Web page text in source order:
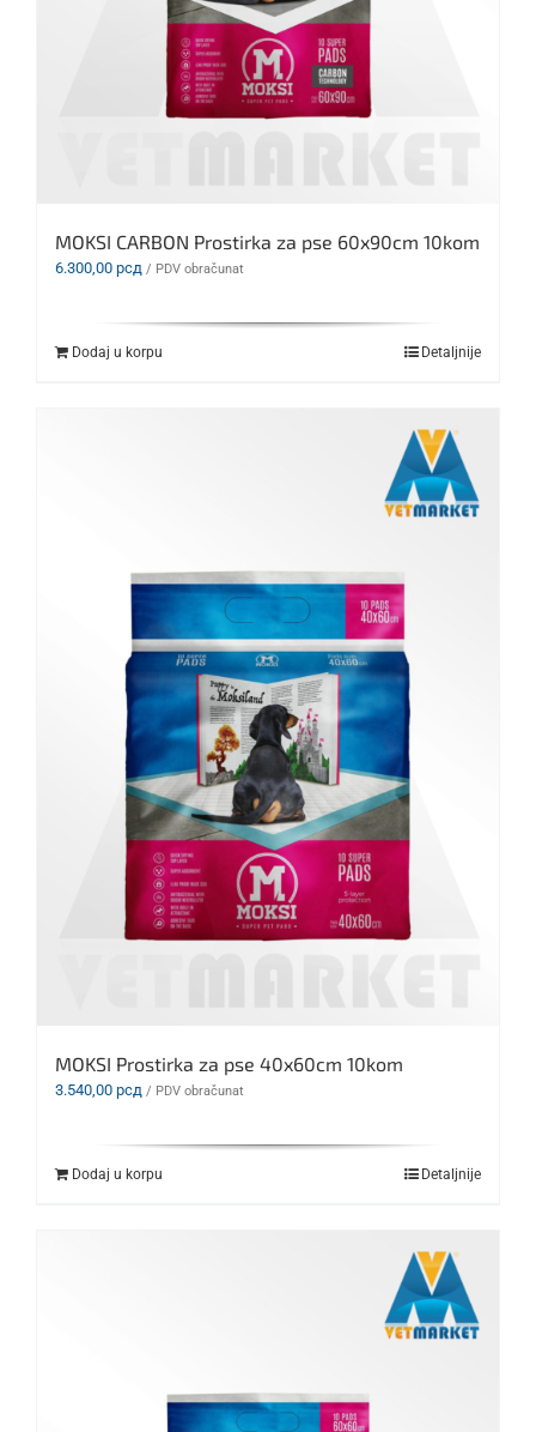
MOKSI CARBON Prostirka za pse 60x90cm 10kom
6.300,00 рсд / PDV obračunat
Dodaj u korpu Detaljnije
MOKSI Prostirka za pse 40x60cm 10kom
3.540,00 рсд / PDV obračunat
Dodaj u korpu Detaljnije